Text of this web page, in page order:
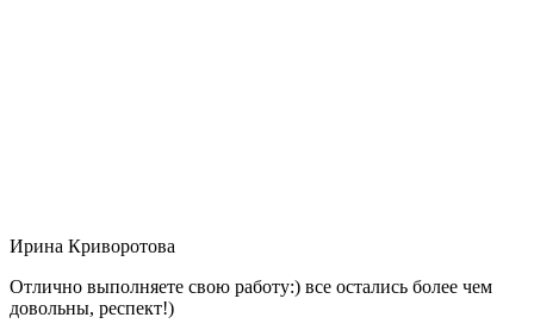
Ирина Криворотова
Отлично выполняете свою работу:) все остались более чем
довольны, респект!)